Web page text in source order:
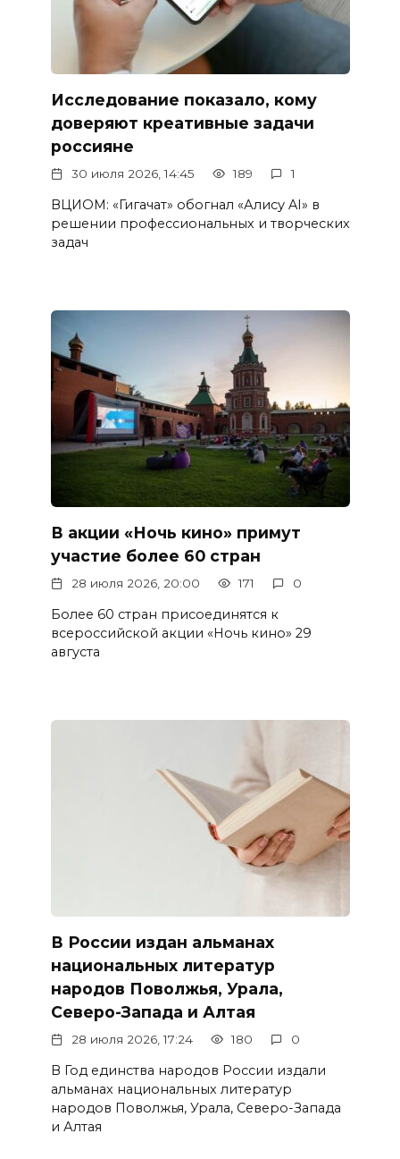
Исследование показало, кому
доверяют креативные задачи
россияне
30 июля 2026, 14:45 189 1
ВЦИОМ: «Гигачат» обогнал «Алису AI» в
решении профессиональных и творческих
задач
В акции «Ночь кино» примут
участие более 60 стран
28 июля 2026, 20:00 171 0
Более 60 стран присоединятся к
всероссийской акции «Ночь кино» 29
августа
В России издан альманах
национальных литератур
народов Поволжья, Урала,
Северо-Запада и Алтая
28 июля 2026, 17:24 180 0
В Год единства народов России издали
альманах национальных литератур
народов Поволжья, Урала, Северо-Запада
и Алтая